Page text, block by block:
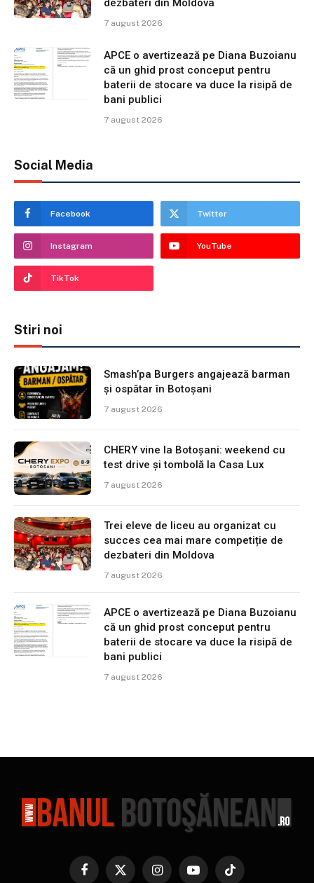
7 august 2026
APCE o avertizează pe Diana Buzoianu
că un ghid prost conceput pentru
baterii de stocare va duce la risipă de
bani publici
7 august 2026
Social Media
Facebook Twitter
Instagram YouTube
TikTok
Stiri noi
Smash’pa Burgers angajează barman
și ospătar în Botoșani
7 august 2026
CHERY vine la Botoșani: weekend cu
test drive și tombolă la Casa Lux
7 august 2026
Trei eleve de liceu au organizat cu
succes cea mai mare competiție de
dezbateri din Moldova
7 august 2026
APCE o avertizează pe Diana Buzoianu
că un ghid prost conceput pentru
baterii de stocare va duce la risipă de
bani publici
7 august 2026
Facebook
X InstagramYouTubeTikTok